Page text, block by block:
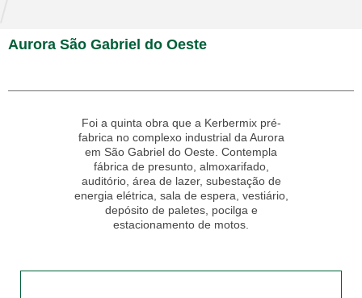
Aurora São Gabriel do Oeste
Foi a quinta obra que a Kerbermix pré-
fabrica no complexo industrial da Aurora
em São Gabriel do Oeste. Contempla
fábrica de presunto, almoxarifado,
auditório, área de lazer, subestação de
energia elétrica, sala de espera, vestiário,
depósito de paletes, pocilga e
estacionamento de motos.